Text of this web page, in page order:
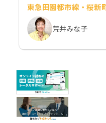
東急田園都市線・桜新
荒井みな子